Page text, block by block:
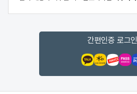
간편인증 로그인